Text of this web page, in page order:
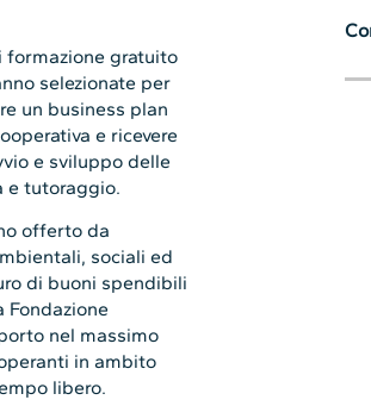
formazione gratuito
selezionate per
un business plan
e ricevere
e sviluppo delle
e tutoraggio.
offerto da
sociali ed
di buoni spendibili
nel massimo
in ambito
libero.